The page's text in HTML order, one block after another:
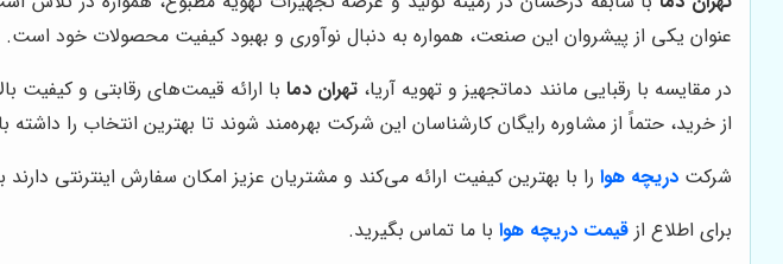
عنوان یکی از پیشروان این صنعت، همواره به دنبال نوآوری و بهبود کیفیت محصولات خود است.
در مقایسه با رقبایی مانند دماتجهیز و تهویه آریا، تهران دما با ارائه قیمت‌های رقابتی و کیفیت
از خرید، حتماً از مشاوره رایگان کارشناسان این شرکت بهره‌مند شوند تا بهترین انتخاب را داشته
شرکت دریچه هوارا با بهترین کیفیت ارائه می‌کند و مشتریان عزیز امکان سفارش اینترنتی
برای اطلاع از قیمت دریچه هوابا ما تماس بگیرید.